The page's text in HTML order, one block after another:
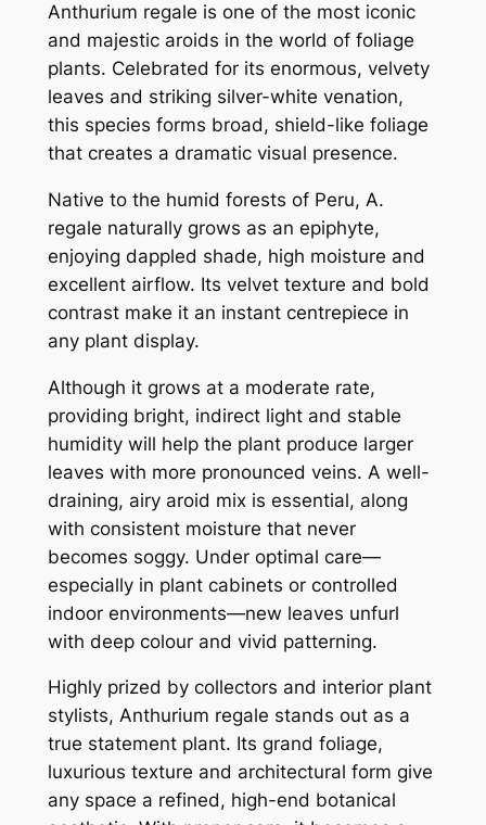
.
0
0
Anthurium regale is one of the most iconic
and majestic aroids in the world of foliage
plants. Celebrated for its enormous, velvety
leaves and striking silver-white venation,
this species forms broad, shield-like foliage
that creates a dramatic visual presence.
Native to the humid forests of Peru, A.
regale naturally grows as an epiphyte,
enjoying dappled shade, high moisture and
excellent airflow. Its velvet texture and bold
contrast make it an instant centrepiece in
any plant display.
Although it grows at a moderate rate,
providing bright, indirect light and stable
humidity will help the plant produce larger
leaves with more pronounced veins. A well-
draining, airy aroid mix is essential, along
with consistent moisture that never
becomes soggy. Under optimal care—
especially in plant cabinets or controlled
indoor environments—new leaves unfurl
with deep colour and vivid patterning.
Highly prized by collectors and interior plant
stylists, Anthurium regale stands out as a
true statement plant. Its grand foliage,
luxurious texture and architectural form give
any space a refined, high-end botanical